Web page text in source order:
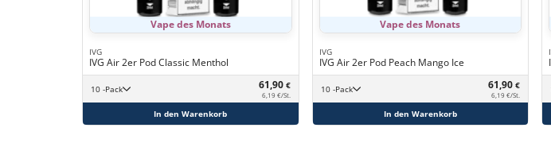
Vape des Monats
IVG
IVG Air 2er Pod Classic Menthol
10 -Pack 61,90 €
6,19 €/St.
In den Warenkorb
Vape des Monats
IVG
IVG Air 2er Pod Peach Mango Ice
10 -Pack 61,90 €
6,19 €/St.
In den Warenkorb